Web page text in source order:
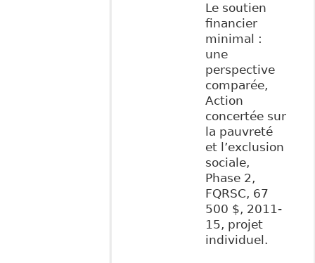
Le soutien
financier
minimal :
une
perspective
comparée,
Action
concertée sur
la pauvreté
et l’exclusion
sociale,
Phase 2,
FQRSC, 67
500 $, 2011-
15, projet
individuel.